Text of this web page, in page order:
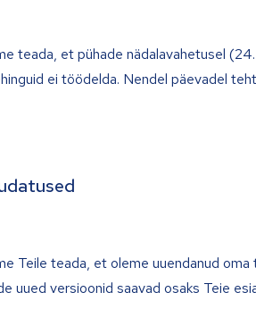
teada, et pühade nädalavahetusel
ei töödelda. Nendel päevadel
Teile teada, et oleme uuendanud
uued versioonid saavad osaks Teie